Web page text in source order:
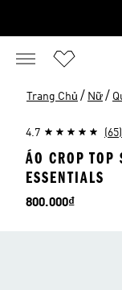
Trang Chủ / Nữ /
4.7 (65)
ÁO CROP
ESSENTIALS
Giá
800.000₫